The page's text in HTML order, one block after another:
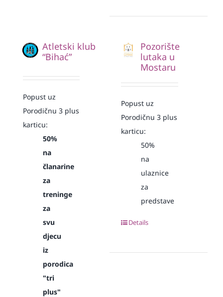
Atletski klub
“Bihać”
Popust uz
Porodičnu 3 plus
karticu:
50%
na
članarine
za
treninge
za
svu
djecu
iz
porodica
"tri
plus"
Pozorište
lutaka u
Mostaru
Popust uz
Porodičnu 3 plus
karticu:
50%
na
ulaznice
za
predstave
Details